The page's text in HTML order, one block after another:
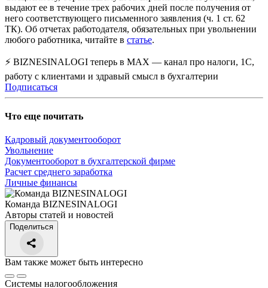
выдают ее в течение трех рабочих дней после получения от
него соответствующего письменного заявления (ч. 1 ст. 62
ТК). Об отчетах работодателя, обязательных при увольнении
любого работника, читайте в статье.
⚡ BIZNESINALOGI теперь в MAX — канал про налоги, 1С,
работу с клиентами и здравый смысл в бухгалтерии
Подписаться
Что еще почитать
Кадровый документооборот
Увольнение
Документооборот в бухгалтерской фирме
Расчет среднего заработка
Личные финансы
Команда BIZNESINALOGI
Авторы статей и новостей
Поделиться
Вам также может быть интересно
Системы налогообложения